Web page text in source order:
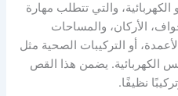
الكهربائية، والتي تتطلب مهارة
الأركان، والمساحات
أو التركيبات الصحية مثل
الكهربائية. يضمن هذا القص
نظيفًا.